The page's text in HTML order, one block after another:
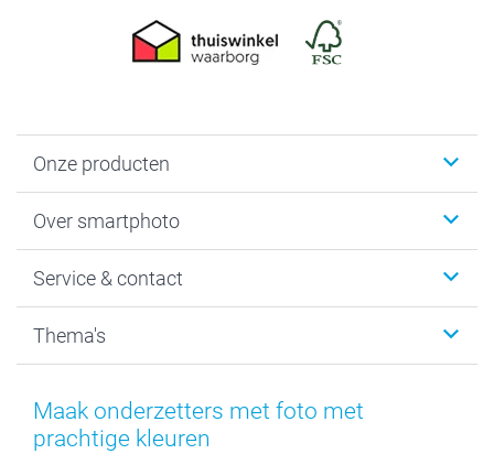
Onze producten
Fotoboeken
Fotocadeaus
Kaarten
Over smartphoto
Vacatures
Bestelproces
Herroepingsrecht
Privacy
Service & contact
Tevredenheidsgarantie
Mijn orderstatus
smartbonus
Thema's
Baby
Moederdag
Maak onderzetters met foto met
prachtige kleuren